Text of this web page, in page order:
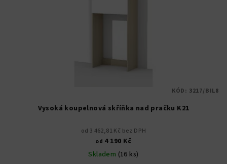
Vysoká koupelnová skříňka nad pračku K21
od 3 462,81 Kč bez DPH
od 4 190 Kč
Skladem (16 ks)
KÓD: 3217/BIL8